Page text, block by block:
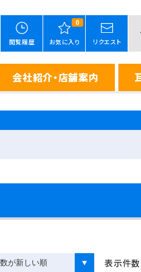
閲覧履歴
0
お気に入り リクエスト
会社紹介・店舗案内
表示件数